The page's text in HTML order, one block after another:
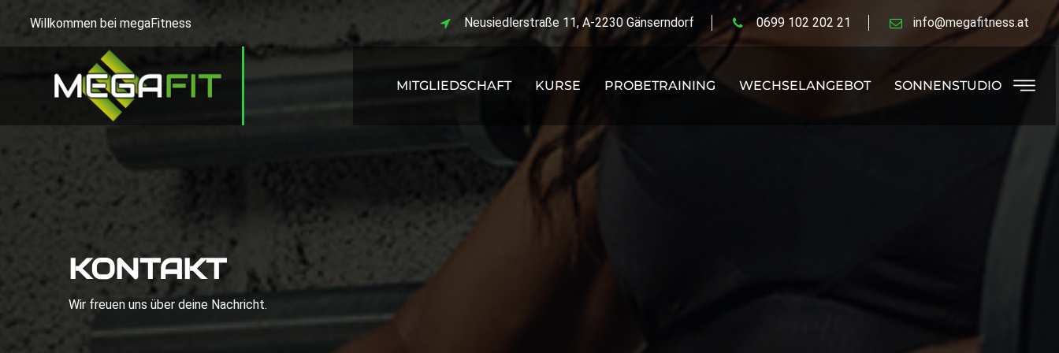
Willkommen bei megaFitness Neusiedlerstraße 11, A-2230 Gänserndorf 0699 102 202 21 info@megafitness.at
MITGLIEDSCHAFT KURSE PROBETRAINING WECHSELANGEBOT SONNENSTUDIO
KONTAKT
Wir freuen uns über deine Nachricht.